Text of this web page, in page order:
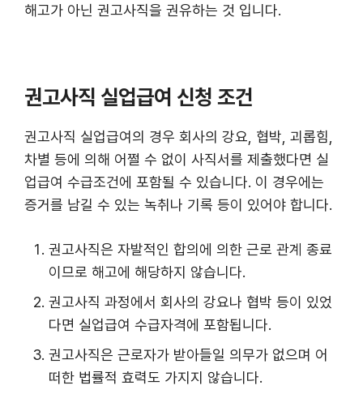
해고가 아닌 권고사직을 권유하는 것 입니다.
권고사직 실업급여 신청 조건
권고사직 실업급여의 경우 회사의 강요, 협박, 괴롭힘,
차별 등에 의해 어쩔 수 없이 사직서를 제출했다면 실
업급여 수급조건에 포함될 수 있습니다. 이 경우에는
증거를 남길 수 있는 녹취나 기록 등이 있어야 합니다.
권고사직은 자발적인 합의에 의한 근로 관계 종료
이므로 해고에 해당하지 않습니다.
권고사직 과정에서 회사의 강요나 협박 등이 있었
다면 실업급여 수급자격에 포함됩니다.
권고사직은 근로자가 받아들일 의무가 없으며 어
떠한 법률적 효력도 가지지 않습니다.